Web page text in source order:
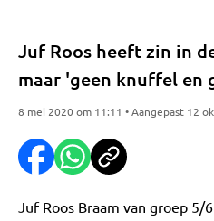
Juf Roos heeft zin in
maar 'geen knuffel en
8 mei 2020 om 11:11 • Aangepast 12
Juf Roos Braam van groep 5/